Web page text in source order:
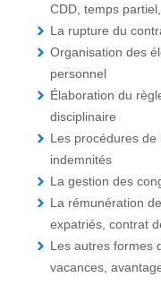
CDD, temps
La rupture du
Organisation des
personnel
Élaboration du
disciplinaire
Les procédures
indemnités
La gestion des
La rémunération
expatriés, contrat
Les autres formes
vacances,